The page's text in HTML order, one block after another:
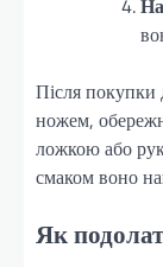
Після покупки
ножем,
ложкою або
смаком воно
Як